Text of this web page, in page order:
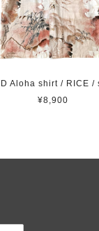
Aloha shirt / RICE /
¥8,900